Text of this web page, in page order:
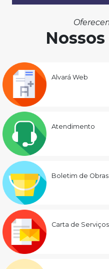
Alvará Web
Atendimento
Boletim de Obras
Carta de